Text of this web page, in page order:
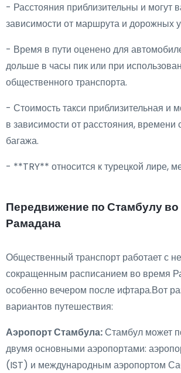
- Расстояния приблизительны и могут
зависимости от маршрута и дорожных
- Время в пути оценено для
дольше в часы пик или при
общественного транспорта.
- Стоимость такси приблизительная и
в зависимости от расстояния, времени
багажа.
- **TRY** относится к турецкой лире,
Передвижение по Стамбулу
Рамадана
Общественный транспорт работает с
сокращенным расписанием во время
особенно вечером после ифтара.Вот
вариантов путешествия:
Аэропорт Стамбула:Стамбул может
двумя основными аэропортами:
(IST) и международным аэропортом